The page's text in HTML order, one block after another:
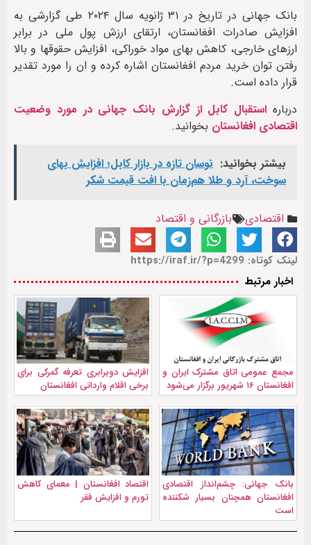
بانک جهانی در تاریخ در ۳۱ ژانویه سال ۲۰۲۴ طی گزارشی به
افزایش صادرات افغانستان، ارتقای ارزش پول ملی در برابر
ارزهای خارجی، کاهش بهای مواد خوراکی، افزایش حقوقها و بالا
رفتن توان خرید مردم افغانستان اشاره کرده و ان را مورد تقدیر
قرار داده است.
درباره استقبال کابل از گزارش بانک جهانی در مورد وضعیت
اقتصادی افغانستان بخوانید.
بیشتر بخوانید: نوسان تازه در بازار کابل؛ افزایش بهای
سوخت، آرد و طلا هم‌زمان با افت قیمت شکر
اقتصادی بازرگانی و اقتصاد
لینک کوتاه: https://iraf.ir/?p=4299
اخبار مرتبط
مجمع عمومی اتاق مشترک ایران و
افغانستان ۱۶ شهریور برگزار می‌شود
افزایش دوبرابری تعرفه گمرکی برای
برخی اقلام وارداتی افغانستان
بانک جهانی: چشم‌انداز اقتصادی
افغانستان همچنان بسیار شکننده
است
اقتصاد افغانستان | معمای کاهش
تورم و افزایش فقر